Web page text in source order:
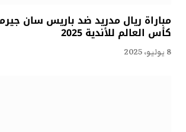
مباراة ريال مدريد ضد باريس سان
كأس العالم للأندية 2025
8 يوليو، 2025